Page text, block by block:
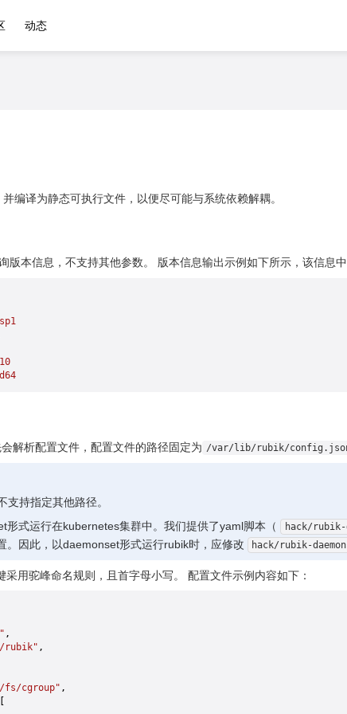
动态
编译为静态可执行文件，以便尽可能与系统依赖解耦。
版本信息，不支持其他参数。 版本信息输出示例如下所示，该信息
解析配置文件，配置文件的路径固定为 /var/lib/rubik/
支持指定其他路径。
形式运行在kubernetes集群中。我们提供了yaml脚本（
hack/rubik-
。因此，以daemonset形式运行rubik时，应修改 hack/rubik-
用驼峰命名规则，且首字母小写。 配置文件示例内容如下：
,
rubik" ,
fs/cgroup" ,